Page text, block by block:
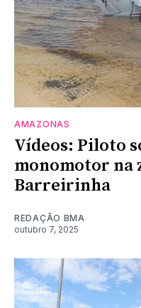
AMAZONAS
Vídeos: Piloto
monomotor na
Barreirinha
REDAÇÃO BMA
outubro 7, 2025